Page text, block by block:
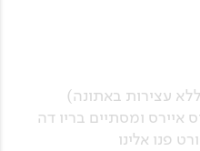
17 לילות (ללא עצירות באתונה)
איירס ומסתיים בריו דה
פנו אלינו